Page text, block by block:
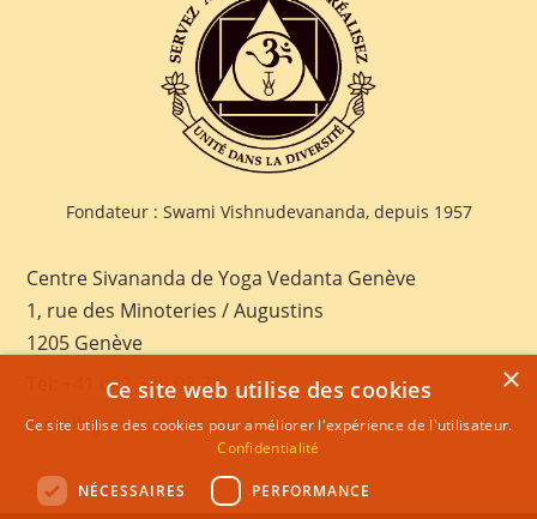
Fondateur : Swami Vishnudevananda, depuis 1957
Centre Sivananda de Yoga Vedanta Genève
1, rue des Minoteries / Augustins
1205 Genève
+41 022 328 03 28
E-mail:geneva@sivananda.net
×
Ce site web utilise des cookies
Ce site utilise des cookies pour améliorer l'expérience de l'utilisateur.
Confidentialité
NÉCESSAIRES PERFORMANCE